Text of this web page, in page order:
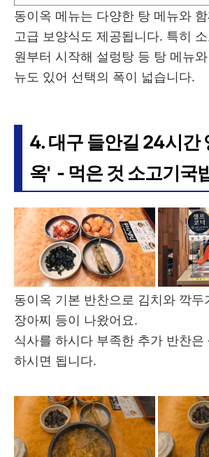
동이옥 메뉴는 다양한 탕 메뉴와
고급 보양식도 제공됩니다. 특히
원부터 시작해 설렁탕 등 탕 메뉴
뉴도 있어 선택의 폭이 넓습니다.
4. 대구 들안길 24시간
옥' - 먹은 것 소고기국
동이옥 기본 반찬으로 김치와 깍두
장아찌 등이 나왔어요.
식사를 하시다 부족한 추가 반찬은
하시면 됩니다.